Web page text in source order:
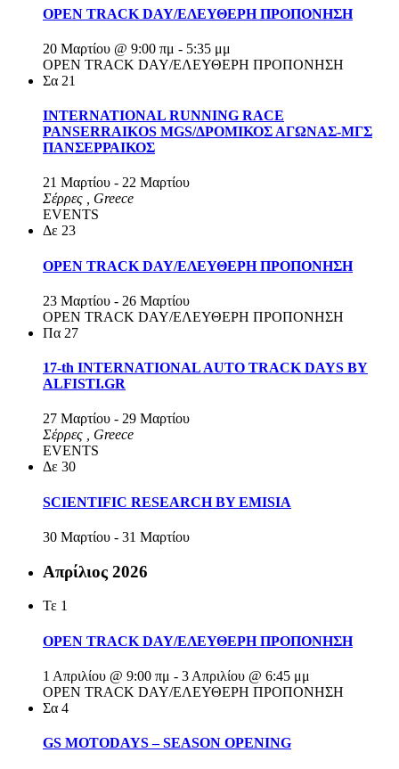
OPEN TRACK DAY/ΕΛΕΥΘΕΡΗ ΠΡΟΠΟΝΗΣΗ
20 Μαρτίου @ 9:00 πμ - 5:35 μμ
OPEN TRACK DAY/ΕΛΕΥΘΕΡΗ ΠΡΟΠΟΝΗΣΗ
Σα 21
INTERNATIONAL RUNNING RACE
PANSERRAIKOS MGS/ΔΡΟΜΙΚΟΣ ΑΓΩΝΑΣ-ΜΓΣ
ΠΑΝΣΕΡΡΑΙΚΟΣ
21 Μαρτίου - 22 Μαρτίου
Σέρρες
, Greece
EVENTS
Δε 23
OPEN TRACK DAY/ΕΛΕΥΘΕΡΗ ΠΡΟΠΟΝΗΣΗ
23 Μαρτίου - 26 Μαρτίου
OPEN TRACK DAY/ΕΛΕΥΘΕΡΗ ΠΡΟΠΟΝΗΣΗ
Πα 27
17-th INTERNATIONAL AUTO TRACK DAYS BY
ALFISTI.GR
27 Μαρτίου - 29 Μαρτίου
Σέρρες , Greece
EVENTS
Δε 30
SCIENTIFIC RESEARCH BY EMISIA
30 Μαρτίου - 31 Μαρτίου
Απρίλιος 2026
Τε 1
OPEN TRACK DAY/ΕΛΕΥΘΕΡΗ ΠΡΟΠΟΝΗΣΗ
1 Απριλίου @ 9:00 πμ - 3 Απριλίου @ 6:45 μμ
OPEN TRACK DAY/ΕΛΕΥΘΕΡΗ ΠΡΟΠΟΝΗΣΗ
Σα 4
GS MOTODAYS – SEASON OPENING